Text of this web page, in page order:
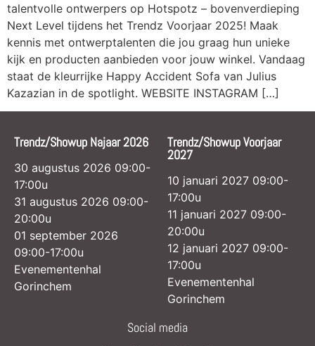
talentvolle ontwerpers op Hotspotz – bovenverdieping
Next Level tijdens het Trendz Voorjaar 2025! Maak
kennis met ontwerptalenten die jou graag hun unieke
kijk en producten aanbieden voor jouw winkel. Vandaag
staat de kleurrijke Happy Accident Sofa van Julius
Kazazian in de spotlight. WEBSITE INSTAGRAM […]
Trendz/Showup Najaar 2026
30 augustus 2026 09:00-
17:00u
31 augustus 2026 09:00-
20:00u
01 september 2026
09:00-17:00u
Evenementenhal
Gorinchem
Trendz/Showup Voorjaar
2027
10 januari 2027 09:00-
17:00u
11 januari 2027 09:00-
20:00u
12 januari 2027 09:00-
17:00u
Evenementenhal
Gorinchem
Social media